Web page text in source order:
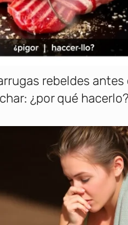
rebeldes antes
¿por qué hacerlo?